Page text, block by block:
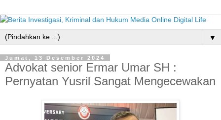
▼
Jumat, 13 Desember 2024
Advokat senior Ermar Umar SH :
Pernyatan Yusril Sangat Mengecewakan